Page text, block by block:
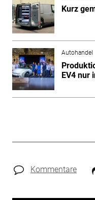
Kurz
Autohandel
EV4 nur
Kommentare